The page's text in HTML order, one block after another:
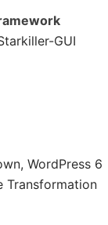
GUI
WordPress 6
Transformation